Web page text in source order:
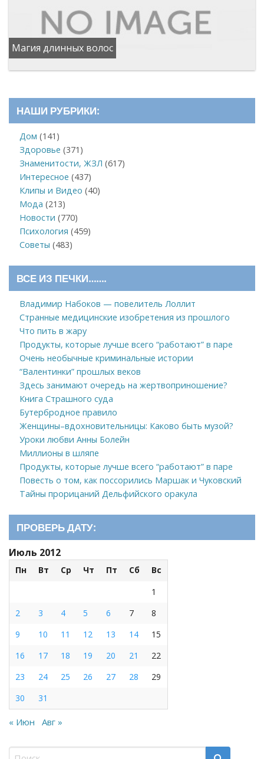
Магия длинных волос
НАШИ РУБРИКИ:
Дом (141)
Здоровье (371)
Знаменитости, ЖЗЛ (617)
Интересное (437)
Клипы и Видео (40)
Мода (213)
Новости (770)
Психология (459)
Советы (483)
ВСЕ ИЗ ПЕЧКИ…….
Владимир Набоков — повелитель Лоллит
Странные медицинские изобретения из прошлого
Что пить в жару
Продукты, которые лучше всего “работают” в паре
Очень необычные криминальные истории
“Валентинки” прошлых веков
Здесь занимают очередь на жертвоприношение?
Книга Страшного суда
Бутербродное правило
Женщины–вдохновительницы: Каково быть музой?
Уроки любви Анны Болейн
Миллионы в шляпе
Продукты, которые лучше всего “работают” в паре
Повесть о том, как поссорились Маршак и Чуковский
Тайны прорицаний Дельфийского оракула
ПРОВЕРЬ ДАТУ:
Июль 2012
Пн Вт Ср Чт Пт Сб
Вс
1
2
3 4 5 6 7
8
9
10 11 12 13 14
15
16
17 18 19 20 21
22
23
24 25 26 27 28
29
30
31
« Июн Авг »